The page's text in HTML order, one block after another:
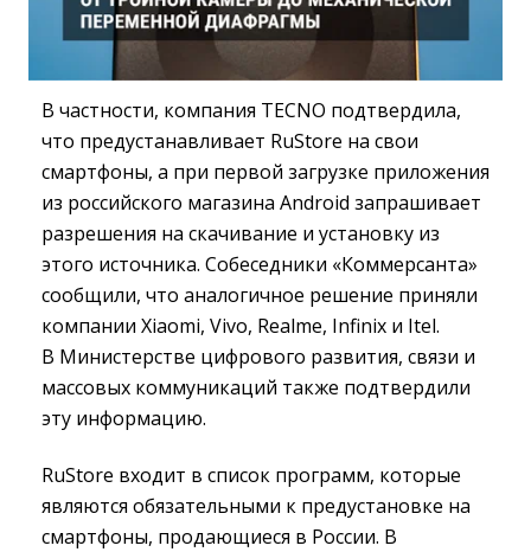
В частности, компания TECNO подтвердила,
что предустанавливает RuStore на свои
смартфоны, а при первой загрузке приложения
из российского магазина Android запрашивает
разрешения на скачивание и установку из
этого источника. Собеседники «Коммерсанта»
сообщили, что аналогичное решение приняли
компании Xiaomi, Vivo, Realme, Infinix и Itel.
В Министерстве цифрового развития, связи и
массовых коммуникаций также подтвердили
эту информацию.
RuStore входит в список программ, которые
являются обязательными к предустановке на
смартфоны, продающиеся в России. В